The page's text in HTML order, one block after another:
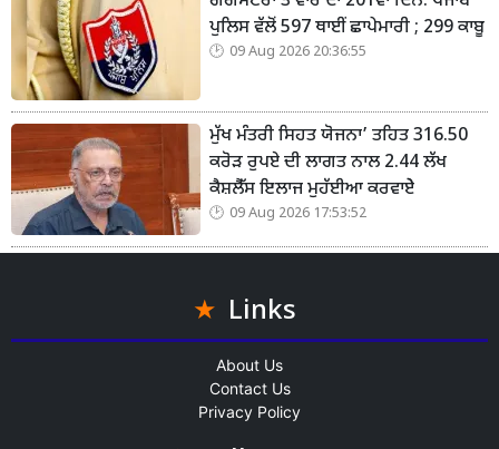
ਪੁਲਿਸ ਵੱਲੋਂ 597 ਥਾਈਂ ਛਾਪੇਮਾਰੀ ; 299 ਕਾਬੂ
09 Aug 2026 20:36:55
ਮੁੱਖ ਮੰਤਰੀ ਸਿਹਤ ਯੋਜਨਾ’ ਤਹਿਤ 316.50
ਕਰੋੜ ਰੁਪਏ ਦੀ ਲਾਗਤ ਨਾਲ 2.44 ਲੱਖ
ਕੈਸ਼ਲੈੱਸ ਇਲਾਜ ਮੁਹੱਈਆ ਕਰਵਾਏੇ
09 Aug 2026 17:53:52
Links
About Us
Contact Us
Privacy Policy